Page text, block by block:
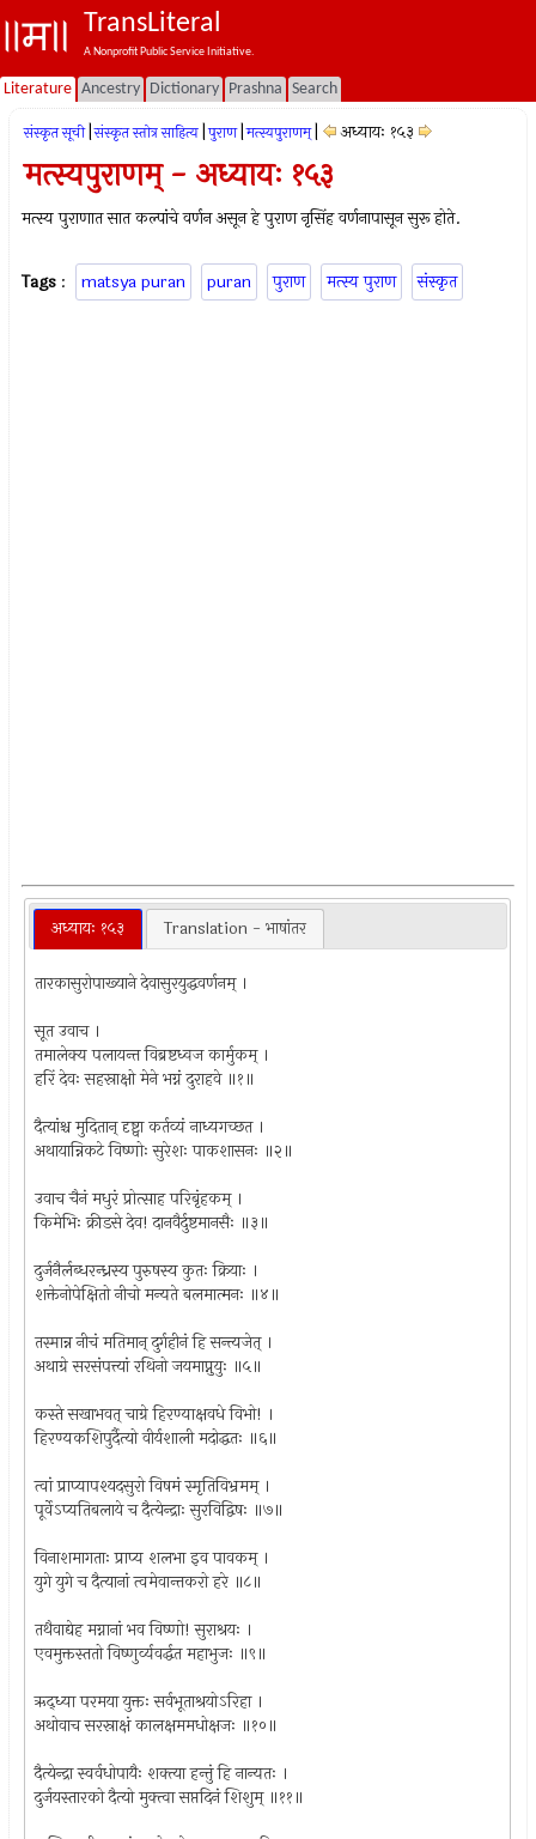
TransLiteral
A Nonprofit Public Service Initiative.
Literature Ancestry Dictionary Prashna Search
संस्कृत सूची संस्कृत स्तोत्र साहित्य पुराण मत्स्यपुराणम्‌ अध्यायः १५३
मत्स्यपुराणम् - अध्यायः १५३
मत्स्य पुराणात सात कल्पांचे वर्णन असून हे पुराण नृसिंह वर्णनापासून सुरू होते.
Tags : matsya puran puran पुराण मत्स्य पुराण संस्कृत
अध्यायः १५३ Translation - भाषांतर
तारकासुरोपाख्याने देवासुरयुद्धवर्णनम् ।
सूत उवाच ।
तमालेक्य पलायन्त विब्रष्टध्वज कार्मुकम् ।
हरिं देवः सहस्राक्षो मेने भग्नं दुराहवे ॥१॥
दैत्यांश्च मुदितान् दृष्ट्वा कर्तव्यं नाध्यगच्छत ।
अथायान्निकटे विष्णोः सुरेशः पाकशासनः ॥२॥
उवाच चैनं मधुरं प्रोत्साह परिबृंहकम् ।
किमेभिः क्रीडसे देव! दानवैर्दुष्टमानसैः ॥३॥
दुर्जनैर्लब्धरन्ध्रस्य पुरुषस्य कुतः क्रियाः ।
शक्तेनोपेक्षितो नीचो मन्यते बलमात्मनः ॥४॥
तस्मान्न नीचं मतिमान् दुर्गहीनं हि सन्त्यजेत् ।
अथाग्रे सरसंपत्त्यां रथिनो जयमाप्नुयुः ॥५॥
कस्ते सखाभवत् चाग्रे हिरण्याक्षवधे विभो! ।
हिरण्यकशिपुर्दैत्यो वीर्यशाली मदोद्धतः ॥६॥
त्वां प्राप्यापश्यदसुरो विषमं स्मृतिविभ्रमम् ।
पूर्वेऽप्यतिबलाये च दैत्येन्द्राः सुरविद्विषः ॥७॥
विनाशमागताः प्राप्य शलभा इव पावकम् ।
युगे युगे च दैत्यानां त्वमेवान्तकरो हरे ॥८॥
तथैवाद्येह मग्नानां भव विष्णो! सुराश्रयः ।
एवमुक्तस्ततो विष्णुर्व्यवर्द्धत महाभुजः ॥९॥
ऋद्ध्या परमया युक्तः सर्वभूताश्रयोऽरिहा ।
अथोवाच सरस्राक्षं कालक्षममधोक्षजः ॥१०॥
दैत्येन्द्रा स्वर्वधोपायैः शक्त्या हन्तुं हि नान्यतः ।
दुर्जयस्तारको दैत्यो मुक्त्वा सप्तदिनं शिशुम् ॥११॥